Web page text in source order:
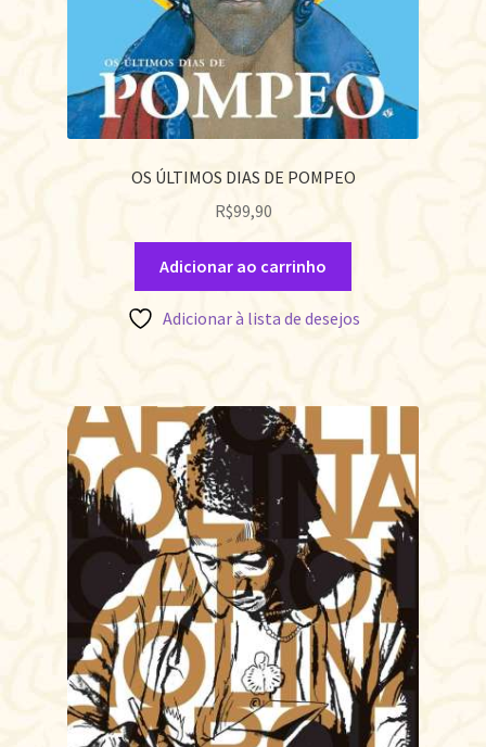
OS ÚLTIMOS DIAS DE POMPEO
R$99,90
Adicionar ao carrinho
Adicionar à lista de desejos